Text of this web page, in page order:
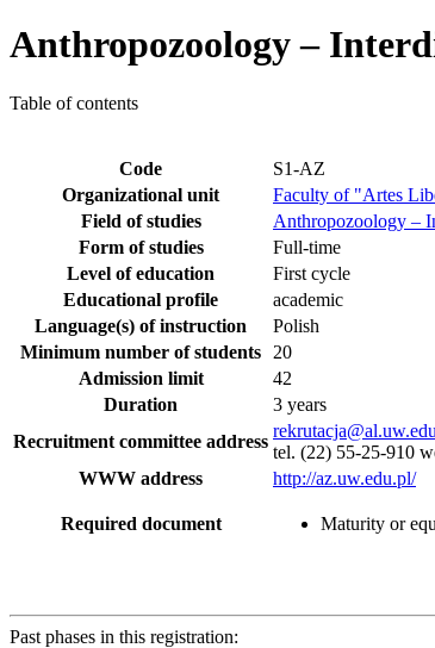
Anthropozoology –
Table of contents
Code
S1-AZ
Organizational unit
Faculty of "Artes
Field of studies
Anthropozoology –
Form of studies
Full-time
Level of education
First cycle
Educational profile
academic
Language(s) of instruction
Polish
Minimum number of students
20
Admission limit
42
Duration
3 years
Recruitment committee address
tel. (22) 55-25-910
WWW address
http://az.uw.edu.pl/
Required document Maturity or
Past phases in this registration: